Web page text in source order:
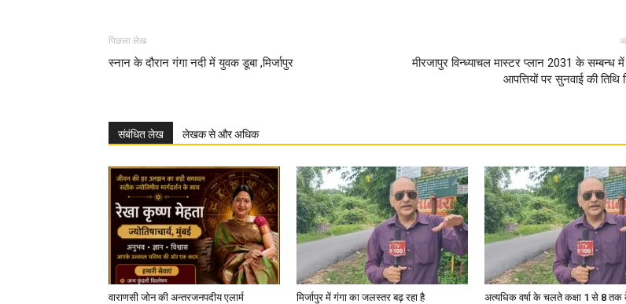
पिछला लेख
स्नान के दौरान गंगा नदी में युवक डूबा ,मिर्जापुर
मीरजापुर विन्ध्याचल मास्टर प्लान 2031 के सम्बन्ध
आपत्तियों पर सुनवाई की तिथि
संबंधित लेख लेखक से और अधिक
वाराणसी जोन की अन्तरजनपदीय एलार्म
मिर्जापुर में गंगा का जलस्तर बढ़ रहा है
अत्यधिक वर्षा के चलते कक्षा 1 से 8